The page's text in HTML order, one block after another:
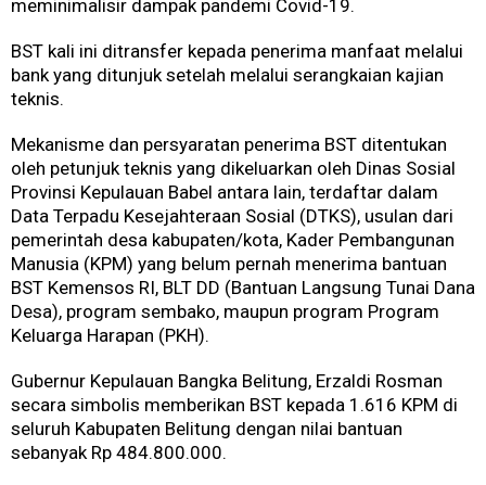
meminimalisir dampak pandemi Covid-19.
BST kali ini ditransfer kepada penerima manfaat melalui
bank yang ditunjuk setelah melalui serangkaian kajian
teknis.
Mekanisme dan persyaratan penerima BST ditentukan
oleh petunjuk teknis yang dikeluarkan oleh Dinas Sosial
Provinsi Kepulauan Babel antara lain, terdaftar dalam
Data Terpadu Kesejahteraan Sosial (DTKS), usulan dari
pemerintah desa kabupaten/kota, Kader Pembangunan
Manusia (KPM) yang belum pernah menerima bantuan
BST Kemensos RI, BLT DD (Bantuan Langsung Tunai Dana
Desa), program sembako, maupun program Program
Keluarga Harapan (PKH).
Gubernur Kepulauan Bangka Belitung, Erzaldi Rosman
secara simbolis memberikan BST kepada 1.616 KPM di
seluruh Kabupaten Belitung dengan nilai bantuan
sebanyak Rp 484.800.000.